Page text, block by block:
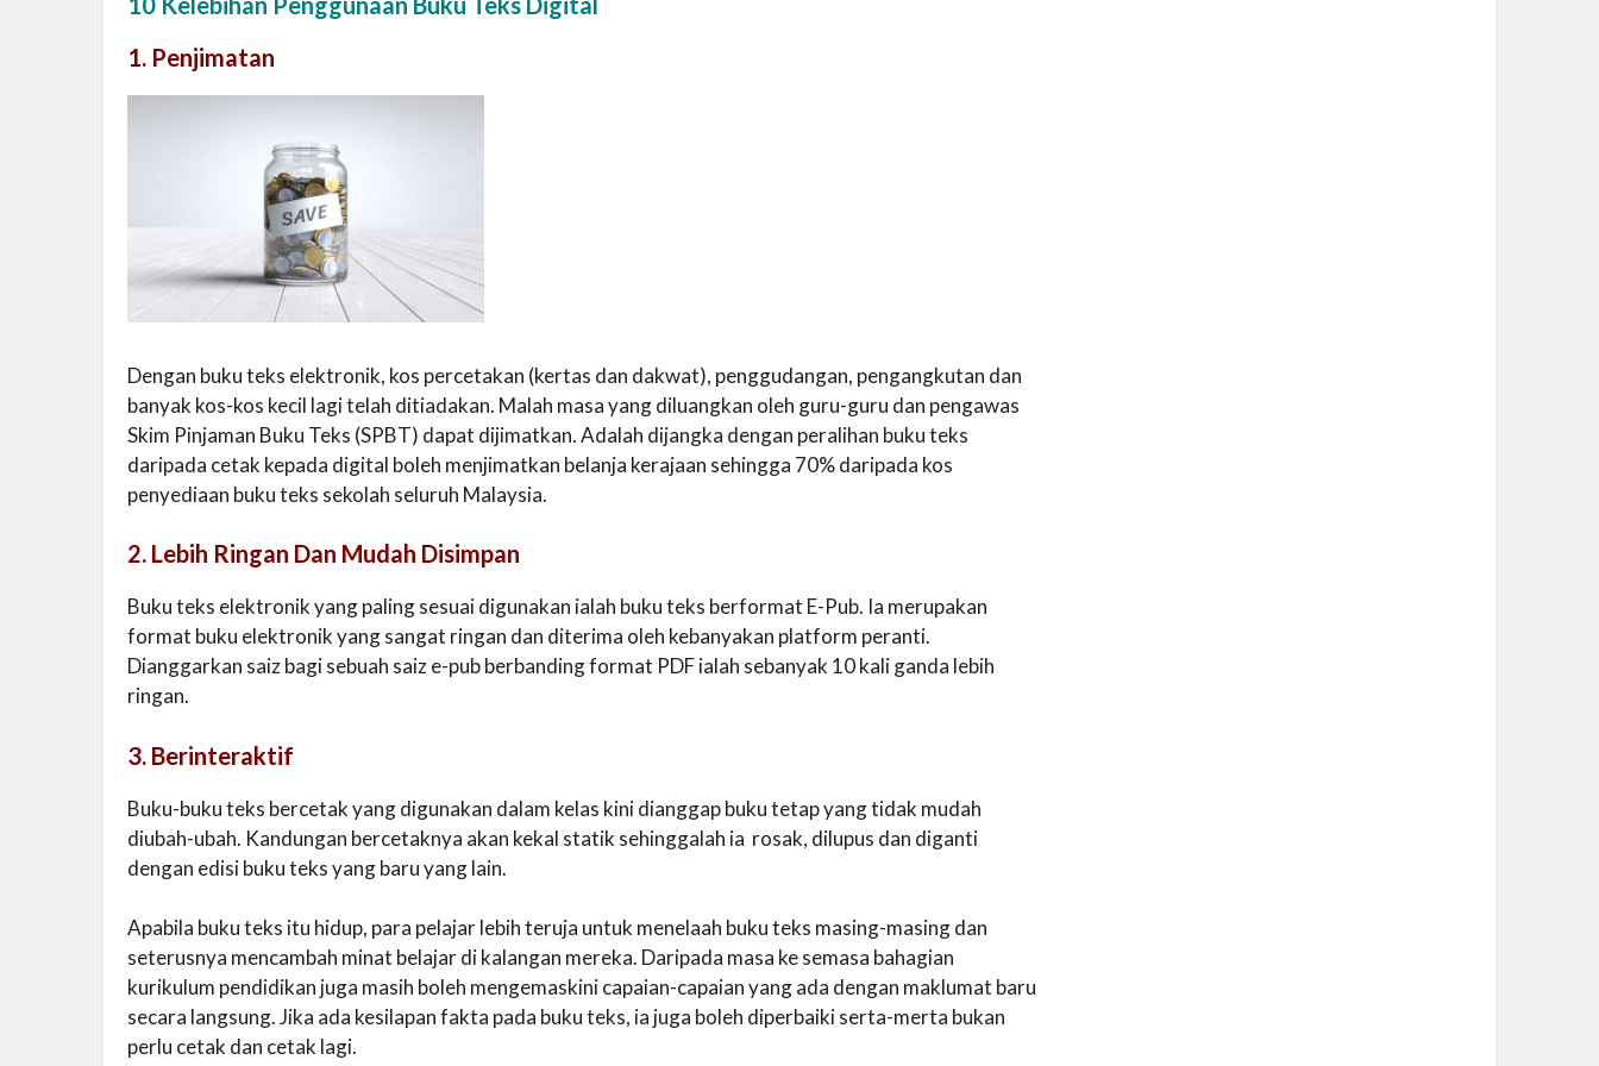
1. Penjimatan
Dengan buku teks elektronik, kos percetakan (kertas dan dakwat), penggudangan, pengangkutan dan
banyak kos-kos kecil lagi telah ditiadakan. Malah masa yang diluangkan oleh guru-guru dan pengawas
Skim Pinjaman Buku Teks (SPBT) dapat dijimatkan. Adalah dijangka dengan peralihan buku teks
daripada cetak kepada digital boleh menjimatkan belanja kerajaan sehingga 70% daripada kos
penyediaan buku teks sekolah seluruh Malaysia.
2. Lebih Ringan Dan Mudah Disimpan
Buku teks elektronik yang paling sesuai digunakan ialah buku teks berformat E-Pub. Ia merupakan
format buku elektronik yang sangat ringan dan diterima oleh kebanyakan platform peranti.
Dianggarkan saiz bagi sebuah saiz e-pub berbanding format PDF ialah sebanyak 10 kali ganda lebih
ringan.
3. Berinteraktif
Buku-buku teks bercetak yang digunakan dalam kelas kini dianggap buku tetap yang tidak mudah
diubah-ubah. Kandungan bercetaknya akan kekal statik sehinggalah ia rosak, dilupus dan diganti
dengan edisi buku teks yang baru yang lain.
Apabila buku teks itu hidup, para pelajar lebih teruja untuk menelaah buku teks masing-masing dan
seterusnya mencambah minat belajar di kalangan mereka. Daripada masa ke semasa bahagian
kurikulum pendidikan juga masih boleh mengemaskini capaian-capaian yang ada dengan maklumat baru
secara langsung. Jika ada kesilapan fakta pada buku teks, ia juga boleh diperbaiki serta-merta bukan
perlu cetak dan cetak lagi.